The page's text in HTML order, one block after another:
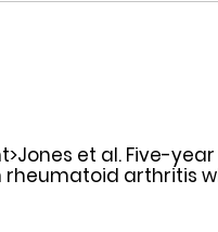
et al. Five-
arthritis